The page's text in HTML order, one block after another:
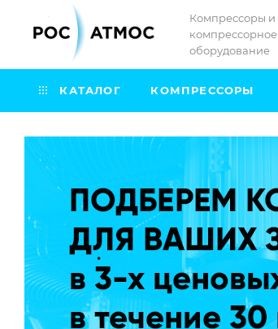
Компрессоры и
компрессорное
оборудование
КАТАЛОГ КОМПРЕССОРЫ
.